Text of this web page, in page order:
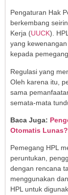
Pengaturan Hak
berkembang
Kerja (UUCK).
yang
kepada
Regulasi yang
Oleh karena itu,
sama
semata-mata
Baca Juga:
Otomatis Lunas?
Pemegang HPL
peruntukan,
dengan rencana
menggunakan
HPL untuk